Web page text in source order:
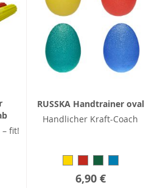
fit!
RUSSKA Handtrainer oval
Handlicher Kraft-Coach
6,90 €